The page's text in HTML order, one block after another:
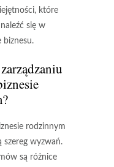
które
się w
biznesu.
rodzinnym
szereg wyzwań.
są różnice